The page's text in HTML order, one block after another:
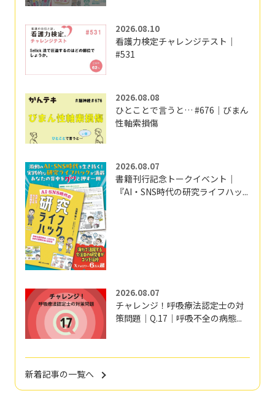
2026.08.10
看護力検定チャレンジテスト｜
#531
2026.08.08
ひとことで言うと… #676｜びまん
性軸索損傷
2026.08.07
書籍刊行記念トークイベント｜
『AI・SNS時代の研究ライフハッ...
2026.08.07
チャレンジ！呼吸療法認定士の対
策問題｜Q.17｜呼吸不全の病態...
新着記事の一覧へ